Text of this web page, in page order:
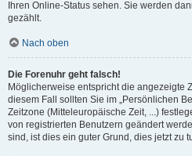
Ihren Online-Status sehen. Sie werden
gezählt.
Nach oben
Die Forenuhr geht falsch!
Möglicherweise entspricht die angezeigte
diesem Fall sollten Sie im „Persönlichen
Zeitzone (Mitteleuropäische Zeit, ...)
von registrierten Benutzern geändert
sind, ist dies ein guter Grund, dies jetzt zu